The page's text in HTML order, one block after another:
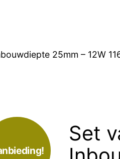
25mm – 12W
Set